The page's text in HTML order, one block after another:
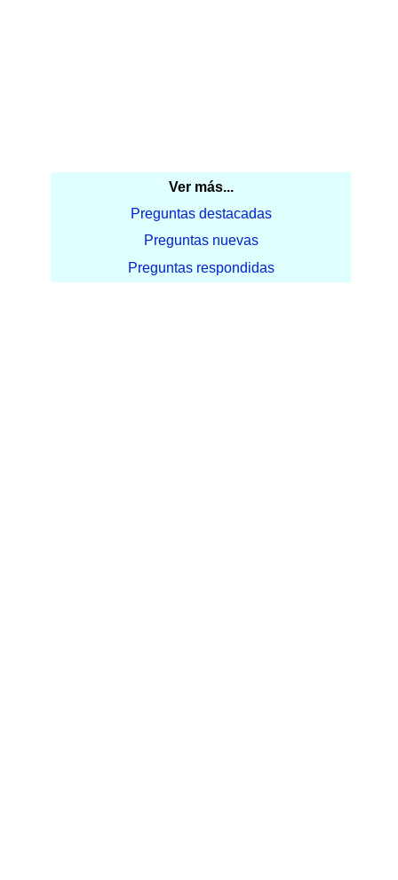
Ver más...
Preguntas destacadas
Preguntas nuevas
Preguntas respondidas